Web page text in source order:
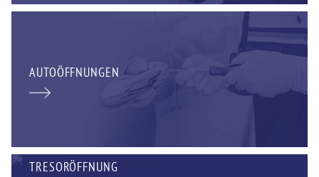
AUTOÖFFNUNGEN
TRESORÖFFNUNG